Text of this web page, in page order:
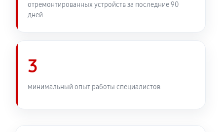
отремонтированных устройств за последние 90
дней
3
минимальный опыт работы специалистов